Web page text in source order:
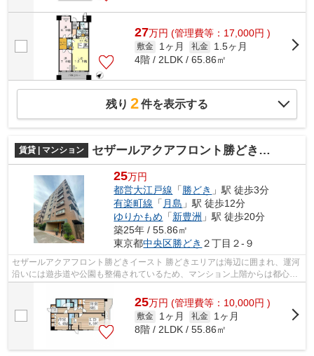
27万円 (管理費等：17,000円 )
敷金 1ヶ月 礼金
1.5ヶ月
4階 / 2LDK / 65.86㎡
残り 2件を表示する
賃貸 | マンション セザールアクアフロント勝どきイースト
25万円
都営大江戸線 「勝どき 」駅 徒歩3分
有楽町線 「 月島 」駅 徒歩12分
ゆりかもめ 「新豊洲 」駅 徒歩20分
築25年 / 55.86㎡
東京都中央区勝どき ２丁目２-９
セザールアクアフロント勝どきイースト 勝どきエリアは海辺に囲まれ、運河
沿いには遊歩道や公園も整備されているため、マンション上階からは都心の
夜景も見渡せることも人気の1つです...
25万円 (管理費等：10,000円 )
敷金 1ヶ月 礼金
1ヶ月
8階 / 2LDK / 55.86㎡